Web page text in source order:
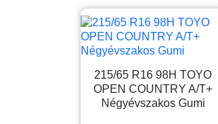
215/65 R16 98H TOYO
OPEN COUNTRY A/T+
Négyévszakos Gumi